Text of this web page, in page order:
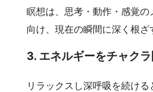
瞑想は、思考・動作・感覚の
向け、現在の瞬間に深く根ざ
3. エネルギーをチャク
リラックスし深呼吸を続け